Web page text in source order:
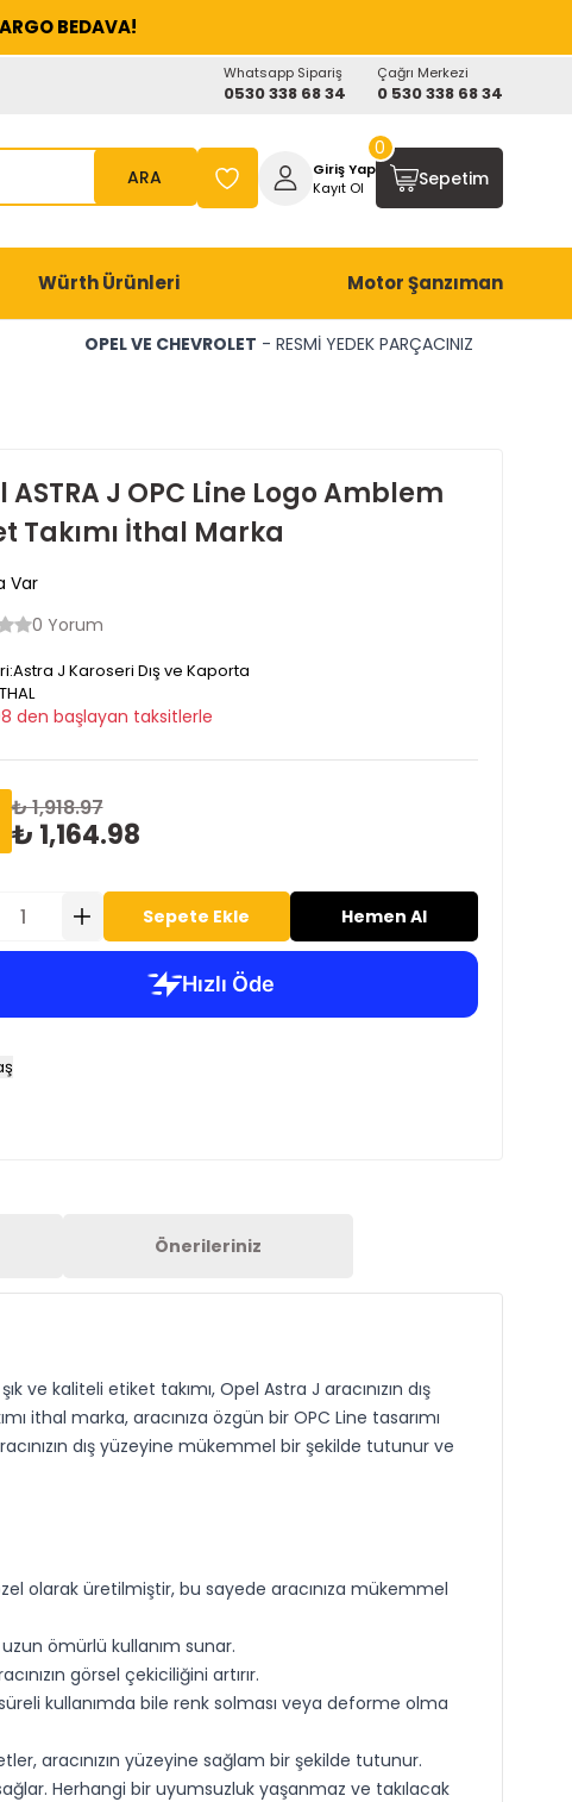
BEDAVA!
Whatsapp Sipariş
0530 338 68 34
Çağrı Merkezi
0 530 338 68 34
ARA
Giriş Yap
Kayıt Ol
Sepetim
0
Würth Ürünleri Motor Şanzıman
OPEL VE CHEVROLET - RESMİ YEDEK PARÇACINIZ
ASTRA J OPC Line Logo Amblem
Takımı İthal Marka
Var
0 Yorum
:Astra J Karoseri Dış ve Kaporta
den başlayan taksitlerle
₺ 1,918.97
₺ 1,164.98
Sepete Ekle Hemen Al
Önerileriniz
kaliteli etiket takımı, Opel Astra J aracınızın dış
ithal marka, aracınıza özgün bir OPC Line tasarımı
dış yüzeyine mükemmel bir şekilde tutunur ve
olarak üretilmiştir, bu sayede aracınıza mükemmel
uzun ömürlü kullanım sunar.
görsel çekiciliğini artırır.
süreli kullanımda bile renk solması veya deforme olma
aracınızın yüzeyine sağlam bir şekilde tutunur.
Herhangi bir uyumsuzluk yaşanmaz ve takılacak